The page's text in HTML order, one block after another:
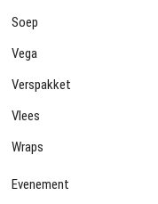
Soep
Vega
Verspakket
Vlees
Wraps
Evenement